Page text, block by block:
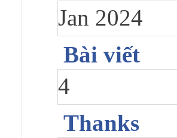
Jan 2024
Bài viết
4
Thanks